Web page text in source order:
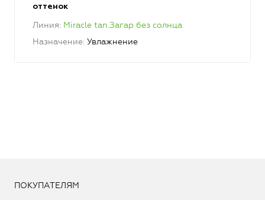
оттенок
Линия Miracle tan.Загар без солнца
Назначение Увлажнение
ПОКУПАТЕЛЯМ